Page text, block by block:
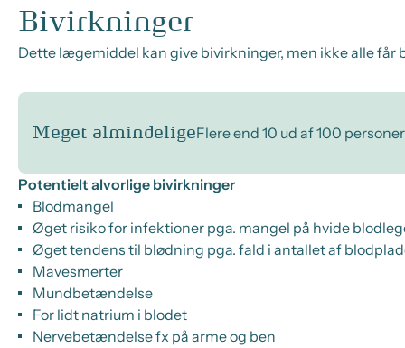
Bivirkninger
Dette lægemiddel kan give bivirkninger, men ikke alle får
Meget almindeligeFlere end 10 ud af 100
Potentielt alvorlige bivirkninger
Blodmangel
Øget risiko for infektioner pga. mangel på hvide
Øget tendens til blødning pga. fald i antallet af
Mavesmerter
Mundbetændelse
For lidt natrium i blodet
Nervebetændelse fx på arme og ben